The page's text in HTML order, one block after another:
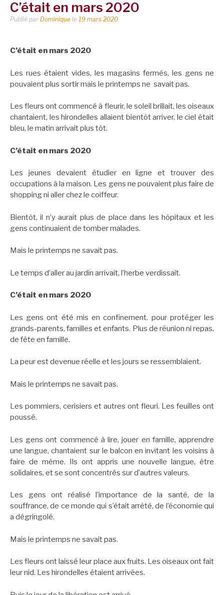
C’était en mars 2020
Publié par Dominique le 19 mars 2020
C’était en mars 2020
Les rues étaient vides, les magasins fermés, les gens ne
pouvaient plus sortir mais le printemps ne savait pas.
Les fleurs ont commencé à fleurir, le soleil brillait, les oiseaux
chantaient, les hirondelles allaient bientôt arriver, le ciel était
bleu, le matin arrivait plus tôt.
C’était en mars 2020
Les jeunes devaient étudier en ligne et trouver des
occupations à la maison. Les gens ne pouvaient plus faire de
shopping ni aller chez le coiffeur.
Bientôt, il n’y aurait plus de place dans les hôpitaux et les
gens continuaient de tomber malades.
Mais le printemps ne savait pas.
Le temps d’aller au jardin arrivait, l’herbe verdissait.
C’était en mars 2020
Les gens ont été mis en confinement. pour protéger les
grands-parents, familles et enfants. Plus de réunion ni repas,
de fête en famille.
La peur est devenue réelle et les jours se ressemblaient.
Mais le printemps ne savait pas.
Les pommiers, cerisiers et autres ont fleuri. Les feuilles ont
poussé.
Les gens ont commencé à lire, jouer en famille, apprendre
une langue, chantaient sur le balcon en invitant les voisins à
faire de même. Ils ont appris une nouvelle langue, être
solidaires, et se sont concentrés sur d’autres valeurs.
Les gens ont réalisé l’importance de la santé, de la
souffrance, de ce monde qui s’était arrêté, de l’économie qui
a dégringolé.
Mais le printemps ne savait pas.
Les fleurs ont laissé leur place aux fruits. Les oiseaux ont fait
leur nid. Les hirondelles étaient arrivées.